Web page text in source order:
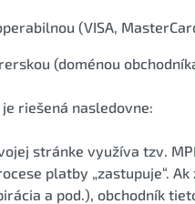
(VISA,
(doménou
riešená nasledovne:
stránke využíva tzv.
platby „zastupuje“.
a pod.), obchodník